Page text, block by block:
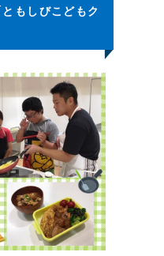
もしびこどもク